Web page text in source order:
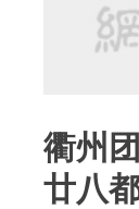
衢州
廿八